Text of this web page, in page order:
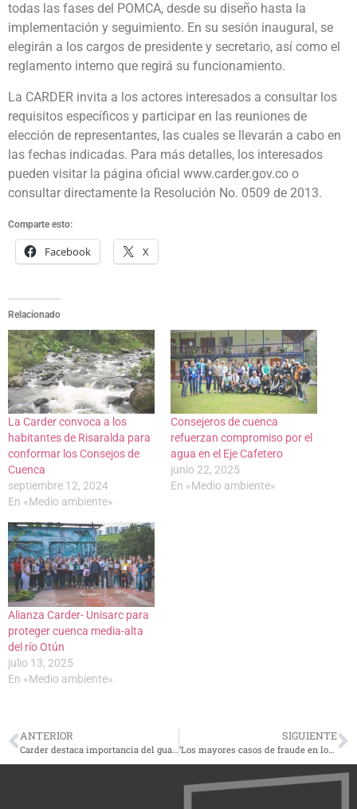
todas las fases del POMCA, desde su diseño hasta la
implementación y seguimiento. En su sesión inaugural, se
elegirán a los cargos de presidente y secretario, así como el
reglamento interno que regirá su funcionamiento.
La CARDER invita a los actores interesados a consultar los
requisitos específicos y participar en las reuniones de
elección de representantes, las cuales se llevarán a cabo en
las fechas indicadas. Para más detalles, los interesados
pueden visitar la página oficial www.carder.gov.co o
consultar directamente la Resolución No. 0509 de 2013.
Comparte esto:
Facebook X
Relacionado
La Carder convoca a los
habitantes de Risaralda para
conformar los Consejos de
Cuenca
septiembre 12, 2024
En «Medio ambiente»
Consejeros de cuenca
refuerzan compromiso por el
agua en el Eje Cafetero
junio 22, 2025
En «Medio ambiente»
Alianza Carder- Unisarc para
proteger cuenca media-alta
del río Otún
julio 13, 2025
En «Medio ambiente»
ANTERIOR SIGUIENTE
‘Los mayores casos de fraude en los seguros se presentan en automóviles y salud’: Allianz Colombia